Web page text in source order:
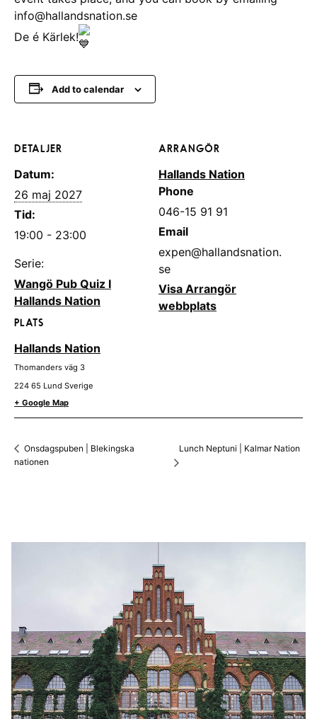
info@hallandsnation.se
De é Kärlek!
Add to calendar
DETALJER
Datum:
26 maj 2027
Tid:
19:00 - 23:00
Serie:
Wangö Pub Quiz I
Hallands Nation
PLATS
Hallands Nation
Thomanders väg 3
224 65 Lund Sverige
+ Google Map
ARRANGÖR
Hallands Nation
Phone
046-15 91 91
Email
expen@hallandsnation.
se
Visa Arrangör
webbplats
Onsdagspuben | Blekingska
nationen
Lunch Neptuni | Kalmar Nation